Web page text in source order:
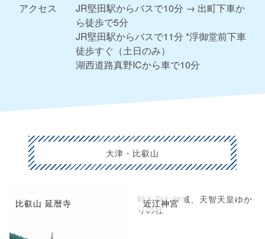
アクセス
JR堅田駅からバスで10分 → 出町下車か
ら徒歩で5分
JR堅田駅からバスで11分 *浮御堂前下車
徒歩すぐ（土日のみ）
湖西道路真野ICから車で10分
大津・比叡山
比叡山 延暦寺 近江神宮
時を刻む神域、天智天皇ゆか
りの社